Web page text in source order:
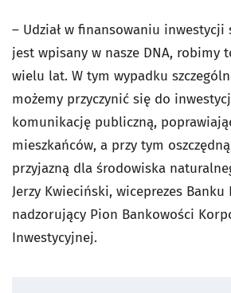
– Udział w finansowaniu inwestycji
jest wpisany w nasze DNA, robimy
wielu lat. W tym wypadku
możemy przyczynić się do
komunikację publiczną,
mieszkańców, a przy tym
przyjazną dla środowiska
Jerzy Kwieciński, wiceprezes Banku
nadzorujący Pion Bankowości
Inwestycyjnej.